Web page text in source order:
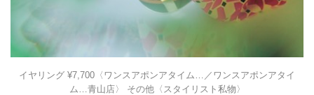
イヤリング ¥7,700〈ワンスアポンアタイム…／ワンスアポンアタイ
ム…青山店〉 その他〈スタイリスト私物〉